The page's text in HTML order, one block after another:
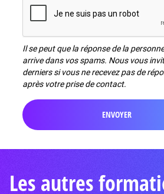
Il se peut que la réponse de la
arrive dans vos spams. Nous vous
derniers si vous ne recevez pas de
après votre prise de contact.
Les autres